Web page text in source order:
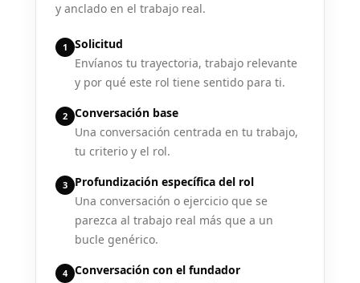
y anclado en el trabajo real.
1
Solicitud
Envíanos tu trayectoria, trabajo relevante
y por qué este rol tiene sentido para ti.
2 Conversación base
Una conversación centrada en tu trabajo,
tu criterio y el rol.
3
Profundización específica del rol
Una conversación o ejercicio que se
parezca al trabajo real más que a un
bucle genérico.
4 Conversación con el fundador